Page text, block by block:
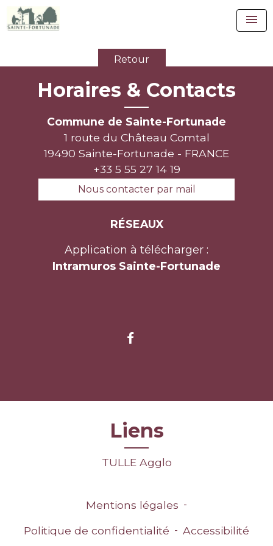
menu
Retour
Horaires & Contacts
Commune de Sainte-Fortunade
1 route du Château Comtal
19490 Sainte-Fortunade - FRANCE
+33 5 55 27 14 19
Nous contacter par mail
RÉSEAUX
Application à télécharger :
Intramuros Sainte-Fortunade
Liens
TULLE Agglo
Mentions légales -
Politique de confidentialité - Accessibilité